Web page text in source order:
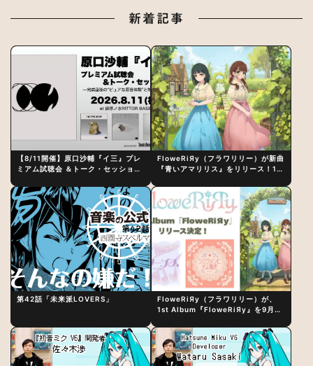
新着記事
【8/11開催】原口沙輔『イ三』プレ
ミアム試聴会 ＆トーク・セッション
制作秘話
FloweRiЯy（フラワリリー）が新曲
『青いアマリリス』をリリース！1st
第42話「未来派LOVERS」
FloweRiЯy（フラワリリー）が、
1st Album『FloweRiЯy』を9月23